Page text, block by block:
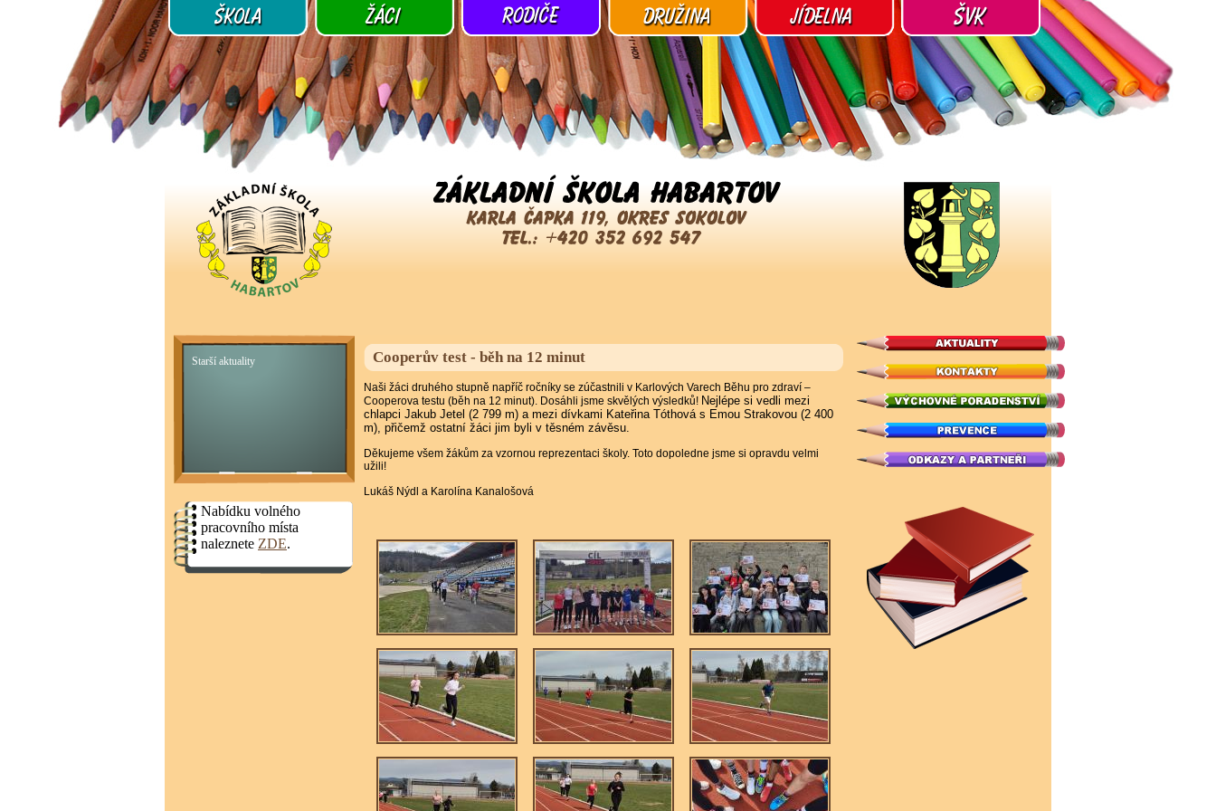
Starší aktuality
Nabídku volného
pracovního místa
naleznete ZDE.
Cooperův test - běh na 12 minut
Naši žáci druhého stupně napříč ročníky se zúčastnili v Karlových Varech Běhu pro zdraví –
Cooperova testu (běh na 12 minut). Dosáhli jsme skvělých výsledků! Nejlépe si vedli mezi
chlapci Jakub Jetel (2 799 m) a mezi dívkami Kateřina Tóthová s Emou Strakovou (2 400
m), přičemž ostatní žáci jim byli v těsném závěsu.
Děkujeme všem žákům za vzornou reprezentaci školy. Toto dopoledne jsme si opravdu velmi
užili!
Lukáš Nýdl a Karolína Kanalošová